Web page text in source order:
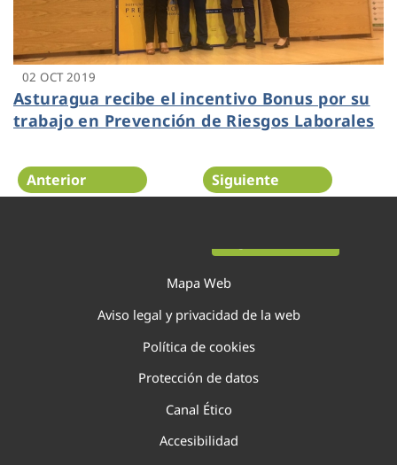
02 OCT 2019
Asturagua recibe el incentivo Bonus por su
trabajo en Prevención de Riesgos Laborales
Anterior Siguiente
Mapa Web
Aviso legal y privacidad de la web
Política de cookies
Protección de datos
Canal Ético
Accesibilidad